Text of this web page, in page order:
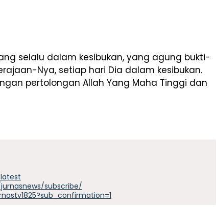
selalu dalam kesibukan, yang agung bukti-
Nya, setiap hari Dia dalam kesibukan.
pertolongan Allah Yang Maha Tinggi dan
subscribe/